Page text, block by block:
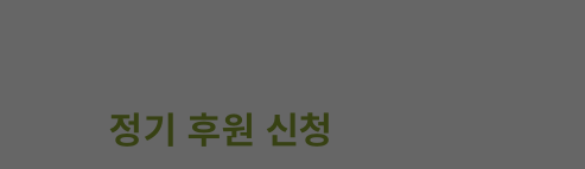
정기 후원 신청